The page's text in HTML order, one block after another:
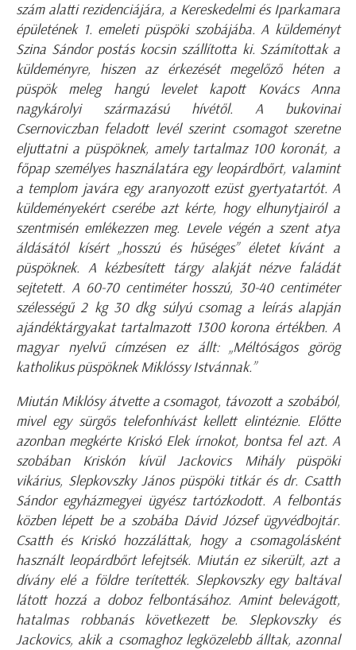
szám alatti rezidenciájára, a Kereskedelmi és Iparkamara
épületének 1. emeleti püspöki szobájába. A küldeményt
Szina Sándor postás kocsin szállította ki. Számítottak a
küldeményre, hiszen az érkezését megelőző héten a
püspök meleg hangú levelet kapott Kovács Anna
nagykárolyi származású hívétől. A bukovinai
Csernoviczban feladott levél szerint csomagot szeretne
eljuttatni a püspöknek, amely tartalmaz 100 koronát, a
főpap személyes használatára egy leopárdbőrt, valamint
a templom javára egy aranyozott ezüst gyertyatartót. A
küldeményekért cserébe azt kérte, hogy elhunytjairól a
szentmisén emlékezzen meg. Levele végén a szent atya
áldásától kísért „hosszú és hűséges” életet kívánt a
püspöknek. A kézbesített tárgy alakját nézve faládát
sejtetett. A 60-70 centiméter hosszú, 30-40 centiméter
szélességű 2 kg 30 dkg súlyú csomag a leírás alapján
ajándéktárgyakat tartalmazott 1300 korona értékben. A
magyar nyelvű címzésen ez állt: „Méltóságos görög
katholikus püspöknek Miklóssy Istvánnak.”
Miután Miklósy átvette a csomagot, távozott a szobából,
mivel egy sürgős telefonhívást kellett elintéznie. Előtte
azonban megkérte Kriskó Elek írnokot, bontsa fel azt. A
szobában Kriskón kívül Jackovics Mihály püspöki
vikárius, Slepkovszky János püspöki titkár és dr. Csatth
Sándor egyházmegyei ügyész tartózkodott. A felbontás
közben lépett be a szobába Dávid József ügyvédbojtár.
Csatth és Kriskó hozzáláttak, hogy a csomagolásként
használt leopárdbőrt lefejtsék. Miután ez sikerült, azt a
dívány elé a földre terítették. Slepkovszky egy baltával
látott hozzá a doboz felbontásához. Amint belevágott,
hatalmas robbanás következett be. Slepkovszky és
Jackovics, akik a csomaghoz legközelebb álltak, azonnal